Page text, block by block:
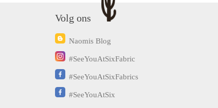
Volg ons
Naomis Blog
#SeeYouAtSixFabric
#SeeYouAtSixFabrics
#SeeYouAtSix